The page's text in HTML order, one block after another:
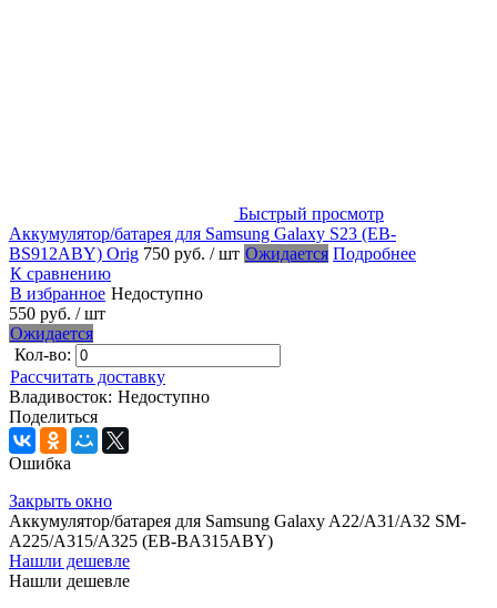
Быстрый просмотр
Аккумулятор/батарея для Samsung Galaxy S23 (EB-
BS912ABY) Orig 750 руб. / шт Ожидается Подробнее
К сравнению
В избранное Недоступно
550 руб. / шт
Ожидается
Кол-во:
Рассчитать доставку
Владивосток: Недоступно
Поделиться
Ошибка
Закрыть окно
Аккумулятор/батарея для Samsung Galaxy A22/A31/A32 SM-
A225/A315/A325 (EB-BA315ABY)
Нашли дешевле
Нашли дешевле